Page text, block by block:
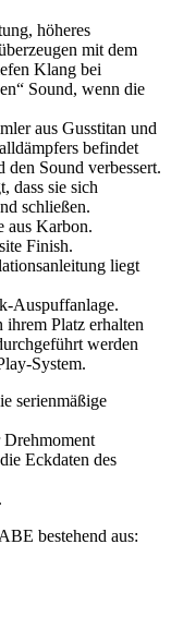
höheres
mit dem
Klang bei
Sound, wenn die
aus Gusstitan und
befindet
Sound verbessert.
dass sie sich
schließen.
aus Karbon.
Finish.
liegt
Auspuffanlage.
ihrem Platz erhalten
werden
System.
serienmäßige
Eckdaten des
bestehend aus: